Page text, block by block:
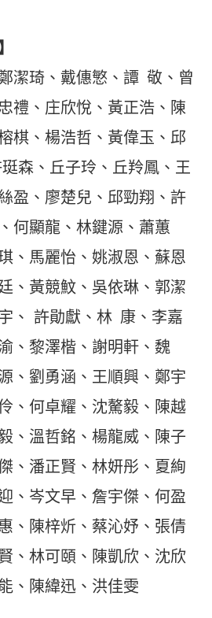
潔琦、戴僡慜、譚 敬、曾
禮、庄欣悅、黃正浩、陳
棋、楊浩哲、黃偉玉、邱
森、丘子玲、丘羚鳳、王
盈、廖楚兒、邱勁翔、許
何顯龍、林鍵源、蕭蕙
、馬麗怡、姚淑恩、蘇恩
、黃競魰、吳依琳、郭潔
、 許勛獻、林 康、李嘉
、黎澤楷、謝明軒、魏
、劉勇涵、王順興、鄭宇
、何卓耀、沈驁毅、陳越
、溫哲銘、楊龍威、陳子
、潘正賢、林妍彤、夏絢
、岑文早、詹宇傑、何盈
、陳梓炘、蔡沁妤、張倩
、林可頤、陳凱欣、沈欣
、陳緯迅、洪佳雯